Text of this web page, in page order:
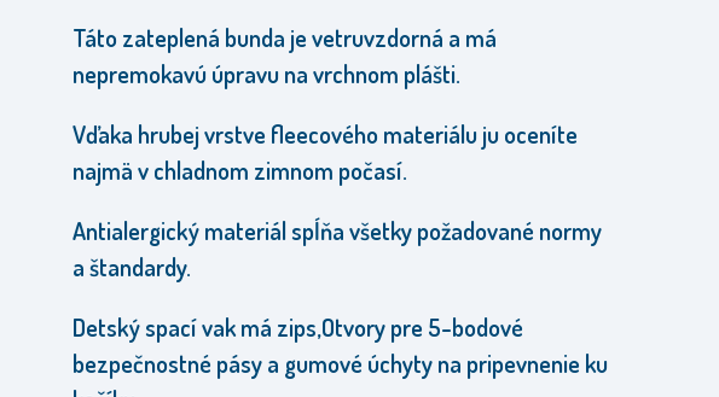
Táto zateplená bunda je vetruvzdorná a má
nepremokavú úpravu na vrchnom plášti.
Vďaka hrubej vrstve fleecového materiálu ju oceníte
najmä v chladnom zimnom počasí.
Antialergický materiál spĺňa všetky požadované normy
a štandardy.
Detský spací vak má zips,Otvory pre 5-bodové
bezpečnostné pásy a gumové úchyty na pripevnenie ku